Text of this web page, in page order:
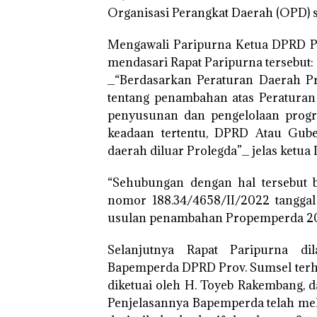
Organisasi Perangkat Daerah
Mengawali Paripurna Ketua DPRD
mendasari Rapat Paripurna tersebut:
_“Berdasarkan Peraturan Daerah
tentang penambahan atas
penyusunan dan pengelolaan
keadaan tertentu, DPRD Atau
daerah diluar Prolegda”_ jelas ketua
“Sehubungan dengan hal
nomor 188.34/4658/II/2022
usulan penambahan Propemperda
Selanjutnya Rapat Paripurna
Bapemperda DPRD Prov. Sumsel
diketuai oleh H. Toyeb Rakembang,
Penjelasannya Bapemperda telah